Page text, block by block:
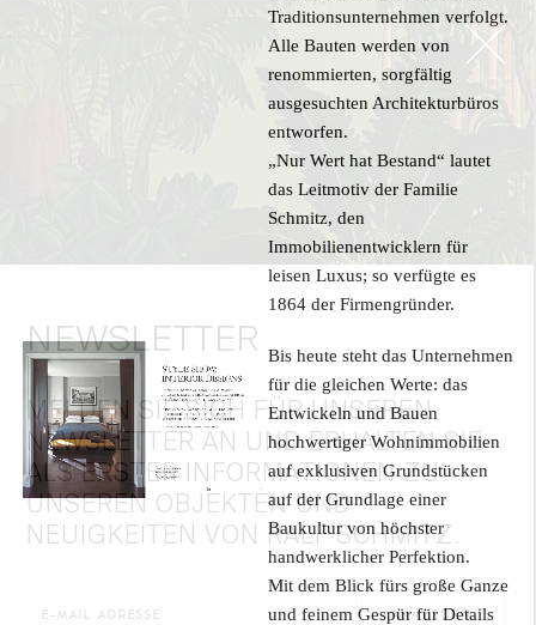
Traditionsunternehmen verfolgt.
Alle Bauten werden von
renommierten, sorgfältig
ausgesuchten Architekturbüros
entworfen.
„Nur Wert hat Bestand“ lautet
das Leitmotiv der Familie
Schmitz, den
Immobilienentwicklern für
leisen Luxus; so verfügte es
1864 der Firmengründer.
Bis heute steht das Unternehmen
für die gleichen Werte: das
Entwickeln und Bauen
hochwertiger Wohnimmobilien
auf exklusiven Grundstücken
auf der Grundlage einer
Baukultur von höchster
handwerklicher Perfektion.
Mit dem Blick fürs große Ganze
und feinem Gespür für Details
NEWSLETTER
MELDEN SIE SICH FÜR UNSEREN
NEWSLETTER AN UND ERHALTEN SIE
ALS ERSTER INFORMATIONEN ZU
UNSEREN OBJEKTEN UND
NEUIGKEITEN VON RALF SCHMITZ.